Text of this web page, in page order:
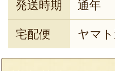
発送時期 通年
宅配便 ヤマト